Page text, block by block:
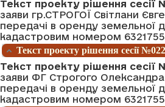
Текст проекту рішення сесії
заяви гр.СТРОГОЇ Світлани
передачі в оренду земельної
кадастровим номером
Текст проекту рішення сесії
Текст проекту рішення сесії
заяви ФГ Строгого
передачі в оренду земельної
кадастровим номером